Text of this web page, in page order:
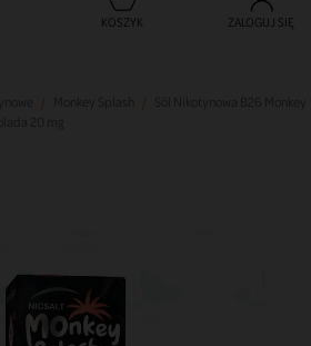
KOSZYK ZALOGUJ SIĘ